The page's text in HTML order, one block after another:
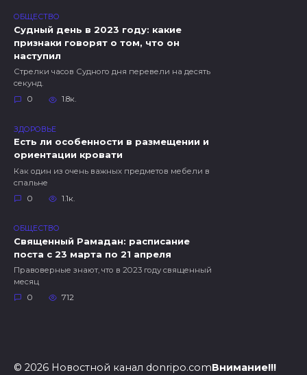
ОБЩЕСТВО
Судный день в 2023 году: какие
признаки говорят о том, что он
наступил
Стрелки часов Судного дня перевели на десять
секунд.
0
1.8к.
ЗДОРОВЬЕ
Есть ли особенности в размещении и
ориентации кровати
Как один из очень важных предметов мебели в
спальне
0
1.1к.
ОБЩЕСТВО
Священный Рамадан: расписание
поста с 23 марта по 21 апреля
Правоверные знают, что в 2023 году священный
месяц
0
712
© 2026 Новостной канал donripo.comВнимание!!!